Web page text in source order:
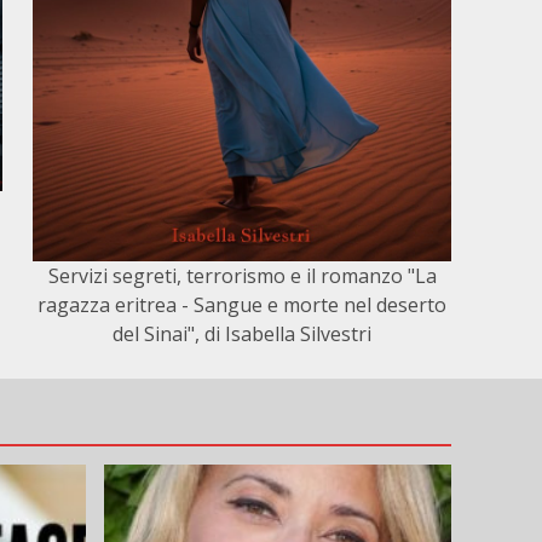
Servizi segreti, terrorismo e il romanzo "La
ragazza eritrea - Sangue e morte nel deserto
del Sinai", di Isabella Silvestri